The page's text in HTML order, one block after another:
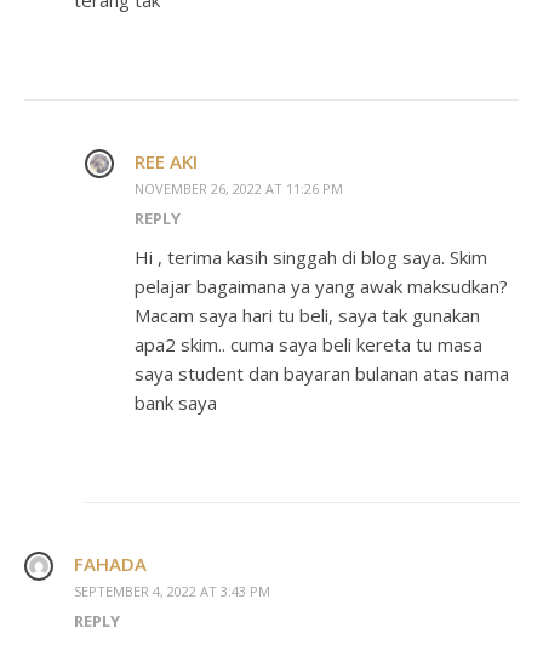
REE AKI
NOVEMBER 26, 2022 AT 11:26 PM
REPLY
Hi , terima kasih singgah di blog saya. Skim
pelajar bagaimana ya yang awak maksudkan?
Macam saya hari tu beli, saya tak gunakan
apa2 skim.. cuma saya beli kereta tu masa
saya student dan bayaran bulanan atas nama
bank saya
FAHADA
SEPTEMBER 4, 2022 AT 3:43 PM
REPLY